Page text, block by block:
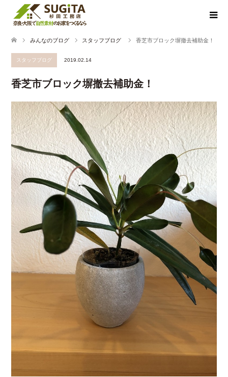
みんなのブログ スタッフブログ 香芝市ブロック塀撤去補助金！
スタッフブログ 2019.02.14
香芝市ブロック塀撤去補助金！